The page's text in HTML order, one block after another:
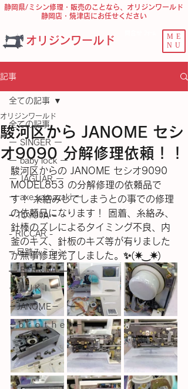
オリジンワールド
ME
NU
静岡県/ミシン修理・販売のことなら、オリジンワールド
静岡店・焼津店にお任せください
記事
全ての記事
ー SINGER ー
ー baby lock ー
ー JAGUAR ー
ー axe yamazaki ー
− TOYOTA −
- RICCAR -
− 足踏みミシン −
― BERNINA ―
ーＪＵＫＩー
－JANOME－
－ｂｒｏｔｈｅｒ－
全ての記事
駿河区から JANOME セシ
オ9090 分解修理依頼！！
オリジンワールド
駿河区からの JANOME セシオ9090
MODEL853 の分解修理の依頼品で
す！ 糸絡みしてしまうとの事での修理
の依頼品になります！ 固着、糸絡み、
針棒のズレによるタイミング不良、内
釜のキズ、針板のキズ等が有りました
が無事修理完了しました。✨(⁠✷⁠‿⁠✷⁠)